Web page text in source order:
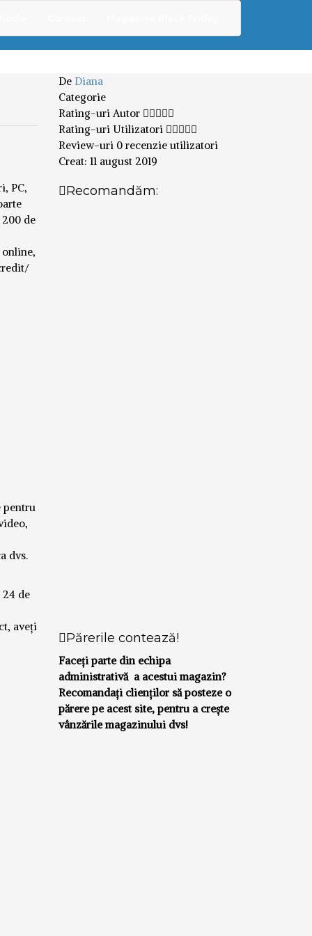
PC,
de
pentru
dvs.
de
aveți
De Diana
Categorie
Rating-uri Autor
Rating-uri Utilizatori
Review-uri 0 recenzie utilizatori
Creat: 11 august 2019
Recomandăm:
Părerile contează!
Faceți parte din echipa
administrativă a acestui magazin?
Recomandați clienților să posteze o
părere pe acest site, pentru a crește
vânzările magazinului dvs!